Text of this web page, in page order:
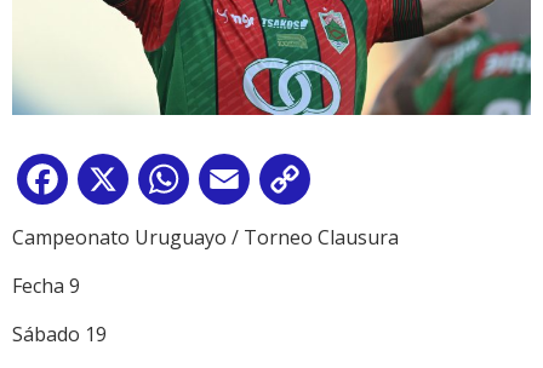
Facebook
X WhatsApp
Email
Link
Campeonato Uruguayo / Torneo Clausura
Fecha 9
Sábado 19